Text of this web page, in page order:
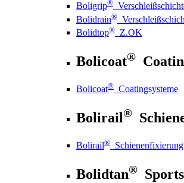
Boligrip®
Bolidrain®
Bolidtop® Z.OK
Bolicoat®
Bolicoat® Coatingsysteme
Bolirail®
Bolirail® Schienenfixierung
Bolidtan®